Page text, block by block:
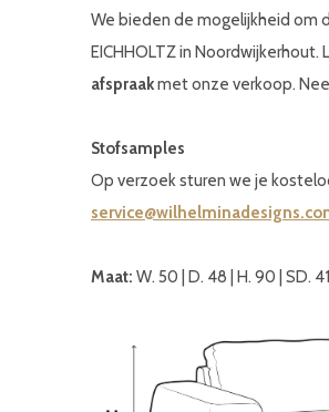
We bieden de mogelijkheid om
EICHHOLTZ in
afspraakmet onze verkoop.
Stofsamples
Op verzoek sturen we je
Maat: W. 50 | D. 48 | H. 90 | SD.